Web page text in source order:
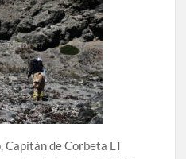
Capitán de Corbeta LT